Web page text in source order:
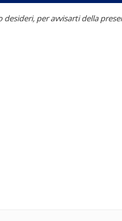
per avvisarti della